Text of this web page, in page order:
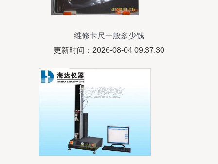
维修卡尺一般多少钱
更新时间：2026-08-04 09:37:30